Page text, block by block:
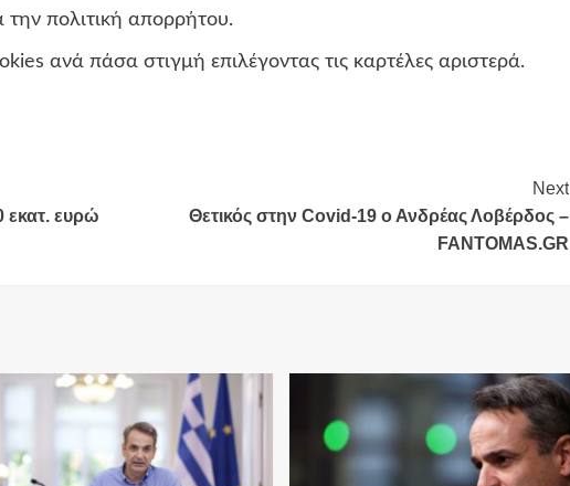
την πολιτική απορρήτου.
ανά πάσα στιγμή επιλέγοντας τις καρτέλες αριστερά.
εκατ. ευρώ
Next
Θετικός στην Covid-19 ο Ανδρέας Λοβέρδος –
FANTOMAS.GR